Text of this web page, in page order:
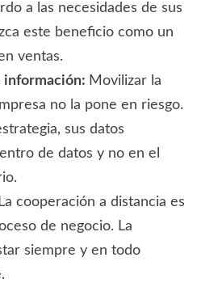
a las necesidades de sus
este beneficio como un
ventas.
información: Movilizar la
no la pone en riesgo.
sus datos
de datos y no en el
La cooperación a distancia es
de negocio. La
siempre y en todo